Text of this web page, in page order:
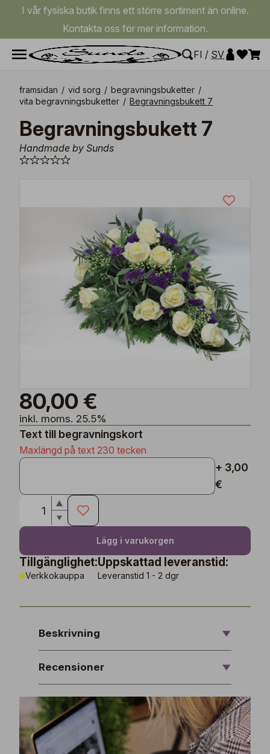
I vår fysiska butik finns ett större sortiment än online.
Kontakta oss för mer information.
FI / SV
framsidan / vid sorg / begravningsbuketter /
vita begravningsbuketter / Begravningsbukett 7
Begravningsbukett 7
Handmade by Sunds
80,00 €
inkl. moms. 25.5%
Text till begravningskort
Maxlängd på text 230 tecken
+ 3,00
€
Lägg i varukorgen
Tillgänglighet:
Verkkokauppa
Uppskattad leveranstid:
Leveranstid 1 - 2 dgr
Beskrivning
Recensioner